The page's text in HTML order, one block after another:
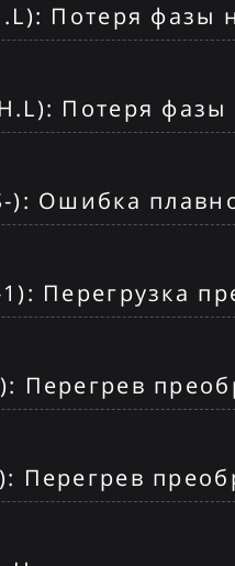
Потеря фазы
Потеря фазы
): Ошибка
Перегрузка
Перегрев
Перегрев